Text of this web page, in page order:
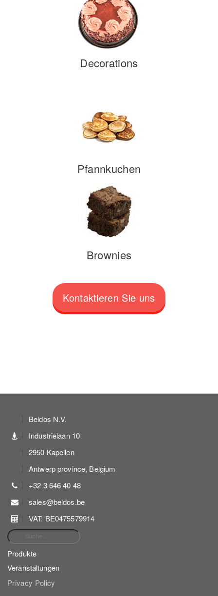
Decorations
Pfannkuchen
Brownies
Kontaktieren Sie uns
Beldos N.V.
Industrielaan 10
2950 Kapellen
Antwerp province, Belgium
+32 3 646 40 48
sales@beldos.be
VAT: BE0475579914
Suche nach:
Produkte
Veranstaltungen
Privacy Policy